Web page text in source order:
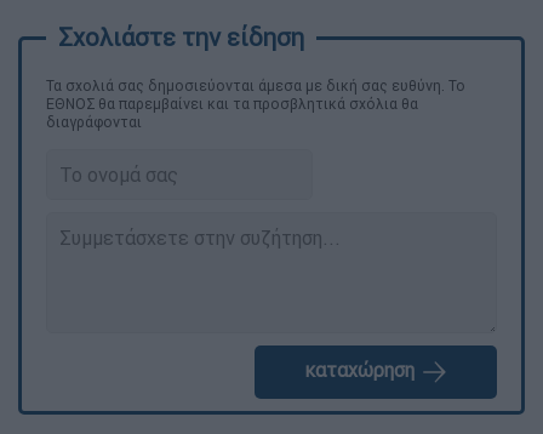
Τα σχολιά σας δημοσιεύονται άμεσα με δική σας ευθύνη. Το
ΕΘΝΟΣ θα παρεμβαίνει και τα προσβλητικά σχόλια θα
διαγράφονται
καταχώρηση